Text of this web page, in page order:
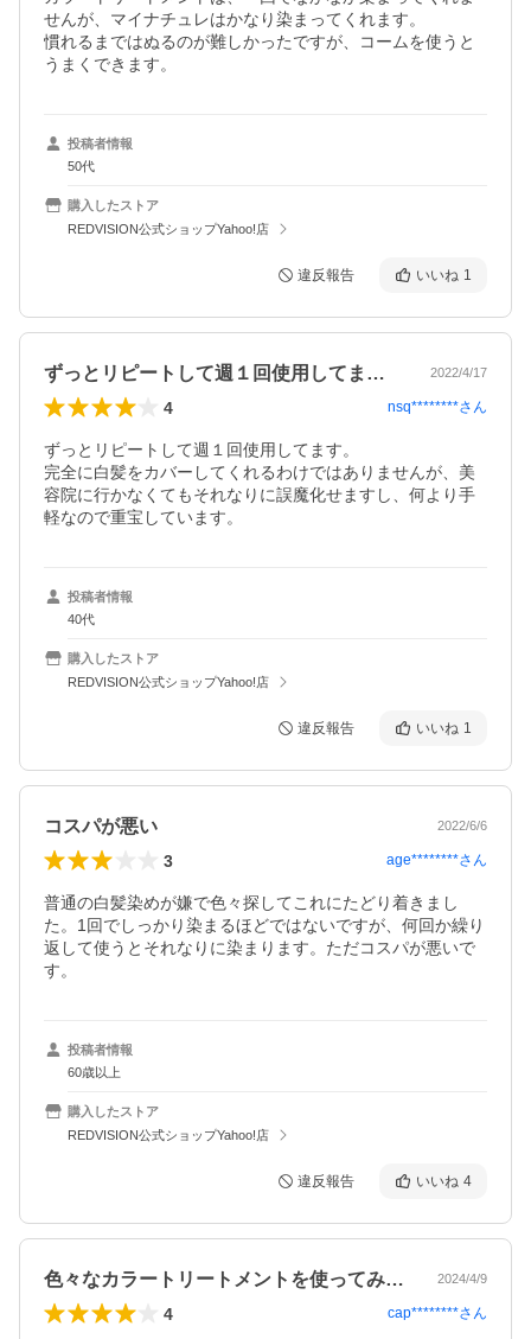
せんが、マイナチュレはかなり染まってくれます。
慣れるまではぬるのが難しかったですが、コームを使うと
うまくできます。
投稿者情報
50代
購入したストア
REDVISION公式ショップYahoo!店
違反報告 いいね 1
ずっとリピートして週１回使用してます。… 2022/4/17
4 nsq********さん
ずっとリピートして週１回使用してます。
完全に白髪をカバーしてくれるわけではありませんが、美
容院に行かなくてもそれなりに誤魔化せますし、何より手
投稿者情報
40代
購入したストア
REDVISION公式ショップYahoo!店
違反報告 いいね 1
コスパが悪い 2022/6/6
3 age********さん
普通の白髪染めが嫌で色々探してこれにたどり着きまし
た。1回でしっかり染まるほどではないですが、何回か繰り
返して使うとそれなりに染まります。ただコスパが悪いで
す。
投稿者情報
60歳以上
購入したストア
REDVISION公式ショップYahoo!店
違反報告 いいね 4
色々なカラートリートメントを使ってみた… 2024/4/9
4 cap********さん